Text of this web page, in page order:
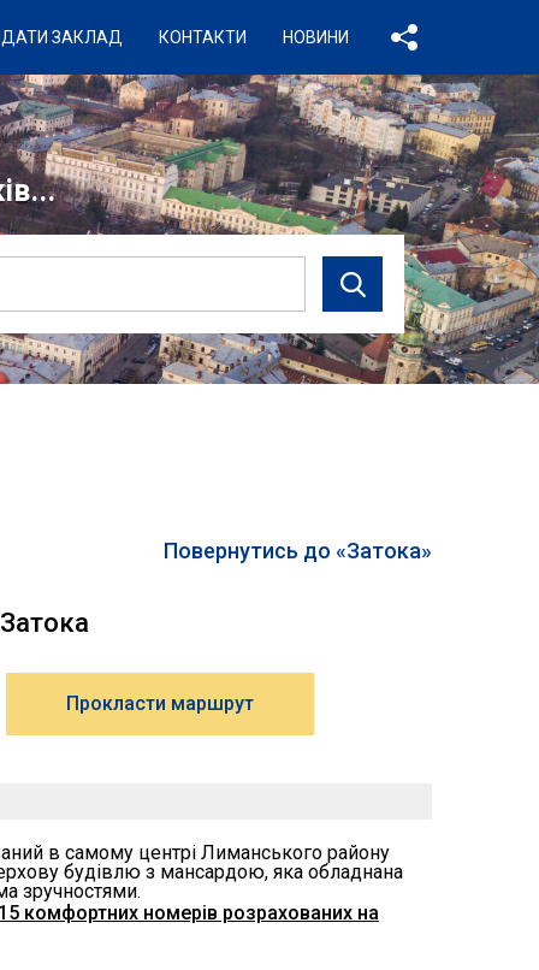
ЗАКЛАД КОНТАКТИ НОВИНИ
Повернутись до «Затока»
Прокласти маршрут
в самому центрі Лиманського району
будівлю з мансардою, яка обладнана
зручностями.
комфортних номерів розрахованих на